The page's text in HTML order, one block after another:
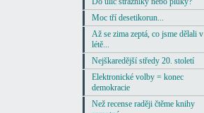
Moc tří desetikorun...
Až se zima zeptá, co jsme dělali v
létě...
Nejškaredější středy 20. století
Elektronické volby = konec
demokracie
Než recense raději čtěme knihy